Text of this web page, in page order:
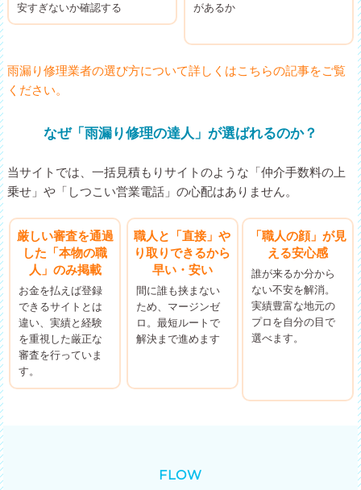
安すぎないか確認する
があるか
雨漏り修理業者の選び方について詳しくはこちらの記事をご覧
ください。
なぜ「雨漏り修理の達人」が選ばれるのか？
当サイトでは、一括見積もりサイトのような「仲介手数料の上
乗せ」や「しつこい営業電話」の心配はありません。
厳しい審査を通過
した「本物の職
人」のみ掲載
お金を払えば登録
できるサイトとは
違い、実績と経験
を重視した厳正な
審査を行っていま
す。
職人と「直接」や
り取りできるから
早い・安い
間に誰も挟まない
ため、マージンゼ
ロ。最短ルートで
解決まで進めます
「職人の顔」が見
える安心感
誰が来るか分から
ない不安を解消。
実績豊富な地元の
プロを自分の目で
選べます。
FLOW